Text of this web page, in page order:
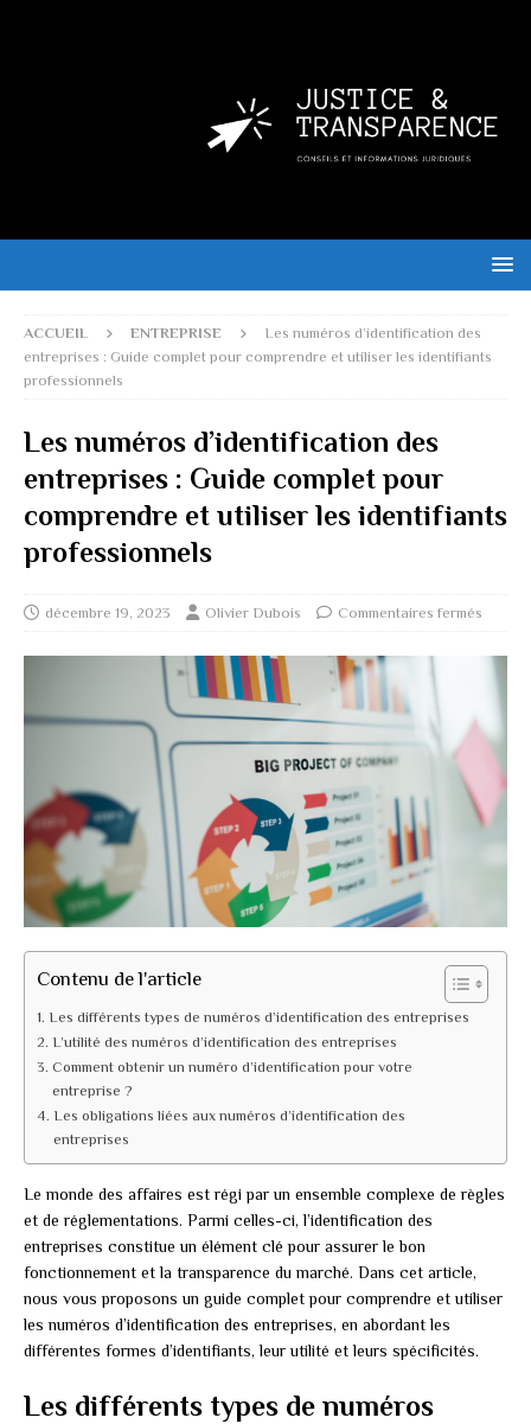
ACCUEIL ENTREPRISE
Les numéros d’identification des
entreprises : Guide complet pour comprendre et utiliser les identifiants
professionnels
Les numéros d’identification des
entreprises : Guide complet pour
comprendre et utiliser les identifiants
professionnels
décembre 19, 2023 Olivier Dubois Commentaires fermés
Contenu de l'article
Les différents types de numéros d’identification des entreprises
L’utilité des numéros d’identification des entreprises
Comment obtenir un numéro d’identification pour votre
entreprise ?
Les obligations liées aux numéros d’identification des
entreprises
Le monde des affaires est régi par un ensemble complexe de règles
et de réglementations. Parmi celles-ci, l’identification des
entreprises constitue un élément clé pour assurer le bon
fonctionnement et la transparence du marché. Dans cet article,
nous vous proposons un guide complet pour comprendre et utiliser
les numéros d’identification des entreprises, en abordant les
différentes formes d’identifiants, leur utilité et leurs spécificités.
Les différents types de numéros